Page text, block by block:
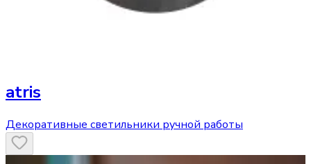
atris
Декоративные светильники ручной работы